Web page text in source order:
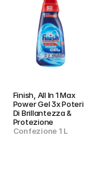
Finish, All In 1 Max
Power Gel 3x Poteri
Di Brillantezza &
Protezione
Confezione 1 L